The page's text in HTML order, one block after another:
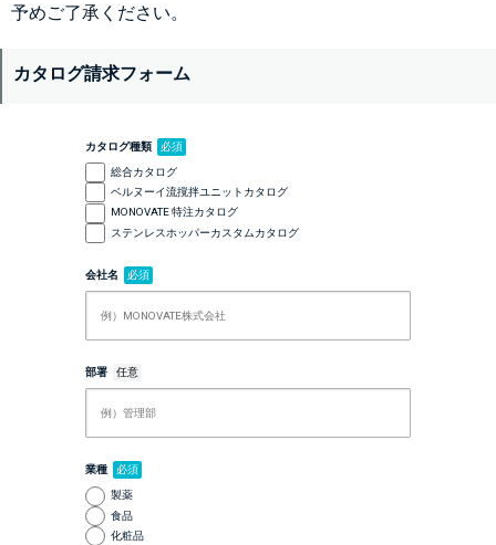
予めご了承ください。
カタログ請求フォーム
カタログ種類 必須
総合カタログ
ベルヌーイ流撹拌ユニットカタログ
MONOVATE 特注カタログ
ステンレスホッパーカスタムカタログ
会社名 必須
部署 任意
業種 必須
製薬
食品
化粧品